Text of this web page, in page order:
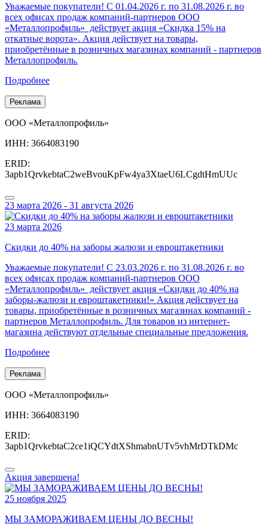
Уважаемые покупатели! С 01.04.2026 г. по 31.08.2026 г. во
всех офисах продаж компаний-партнеров ООО
«Металлопрофиль» действует акция «Скидка 15% на
откатные ворота». Акция действует на товары,
приобретённые в розничных магазинах компаний - партнеров
Металлопрофиль.
Подробнее
Реклама
ООО «Металлопрофиль»
ИНН: 3664083190
ERID:
3apb1QrvkebtaC2weBvouKpFw4ya3XtaeU6LCgdtHmUUc
23 марта 2026 - 31 августа 2026
23 марта 2026
Скидки до 40% на заборы жалюзи и евроштакетники
Уважаемые покупатели! С 23.03.2026 г. по 31.08.2026 г. во
всех офисах продаж компаний-партнеров ООО
«Металлопрофиль» действует акция «Скидки до 40% на
заборы-жалюзи и евроштакетники!» Акция действует на
товары, приобретённые в розничных магазинах компаний -
партнеров Металлопрофиль. Для товаров из интернет-
магазина действуют отдельные специальные предложения.
Подробнее
Реклама
ООО «Металлопрофиль»
ИНН: 3664083190
ERID:
3apb1QrvkebtaC2ce1iQCYdtXShmabnUTv5vhMrDTkDMc
Акция завершена!
25 ноября 2025
МЫ ЗАМОРАЖИВАЕМ ЦЕНЫ ДО ВЕСНЫ!